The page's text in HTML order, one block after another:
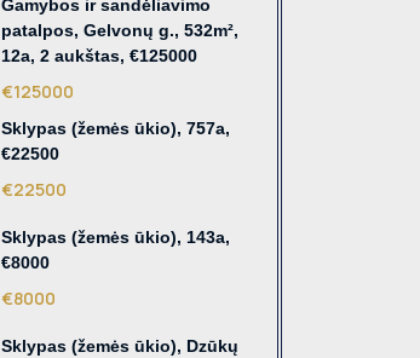
Gamybos ir sandėliavimo
patalpos, Gelvonų g., 532m²,
12a, 2 aukštas, €125000
€125000
Sklypas (žemės ūkio), 757a,
€22500
€22500
Sklypas (žemės ūkio), 143a,
€8000
€8000
Sklypas (žemės ūkio), Dzūkų